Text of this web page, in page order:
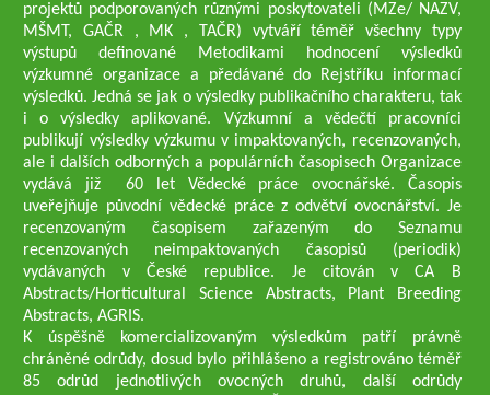
projektů podporovaných různými poskytovateli (MZe/ NAZV,
MŠMT, GAČR , MK , TAČR) vytváří téměř všechny typy
výstupů definované Metodikami hodnocení výsledků
výzkumné organizace a předávané do Rejstříku informací
výsledků. Jedná se jak o výsledky publikačního charakteru, tak
i o výsledky aplikované. Výzkumní a vědečtí pracovníci
publikují výsledky výzkumu v impaktovaných, recenzovaných,
ale i dalších odborných a populárních časopisech Organizace
vydává již 60 let Vědecké práce ovocnářské. Časopis
uveřejňuje původní vědecké práce z odvětví ovocnářství. Je
recenzovaným časopisem zařazeným do Seznamu
recenzovaných neimpaktovaných časopisů (periodik)
vydávaných v České republice. Je citován v CA B
Abstracts/Horticultural Science Abstracts, Plant Breeding
Abstracts, AGRIS.
K úspěšně komercializovaným výsledkům patří právně
chráněné odrůdy, dosud bylo přihlášeno a registrováno téměř
85 odrůd jednotlivých ovocných druhů, další odrůdy